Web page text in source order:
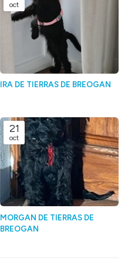
oct
IRA DE TIERRAS DE BREOGAN
21
oct
MORGAN DE TIERRAS DE
BREOGAN